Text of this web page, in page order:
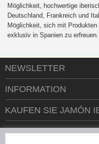
Möglichkeit, hochwertige
Deutschland, Frankreich und
Möglichkeit, sich mit
exklusiv in Spanien zu erfreuen.
NEWSLETTER
INFORMATION
KAUFEN SIE JAMÓN
KONTAKTIEREN SIE